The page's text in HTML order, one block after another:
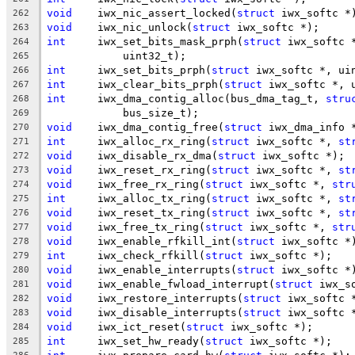
262 void
	iwx_nic_assert_locked(
struct iwx_softc
263 void
	iwx_nic_unlock(
struct iwx_softc *);
264 int
	iwx_set_bits_mask_prph(
struct iwx_softc
265
	    uint32_t);
266 int
	iwx_set_bits_prph(
struct iwx_softc *,
267 int
	iwx_clear_bits_prph(
struct iwx_softc *,
268 int
	iwx_dma_contig_alloc(bus_dma_tag_t,
269
	    bus_size_t);
270 void
	iwx_dma_contig_free(
struct iwx_dma_info
271 int
	iwx_alloc_rx_ring(
struct iwx_softc *,
272 void
	iwx_disable_rx_dma(
struct iwx_softc *);
273 void
	iwx_reset_rx_ring(
struct iwx_softc *,
274 void
	iwx_free_rx_ring(
struct iwx_softc *,
275 int
	iwx_alloc_tx_ring(
struct iwx_softc *,
276 void
	iwx_reset_tx_ring(
struct iwx_softc *,
277 void
	iwx_free_tx_ring(
struct iwx_softc *,
278 void
	iwx_enable_rfkill_int(
struct iwx_softc
279 int
	iwx_check_rfkill(
struct iwx_softc *);
280 void
	iwx_enable_interrupts(
struct iwx_softc
281 void
	iwx_enable_fwload_interrupt(
struct
282 void
	iwx_restore_interrupts(
struct iwx_softc
283 void
	iwx_disable_interrupts(
struct iwx_softc
284 void
	iwx_ict_reset(
struct iwx_softc *);
285 int
	iwx_set_hw_ready(
struct iwx_softc *);